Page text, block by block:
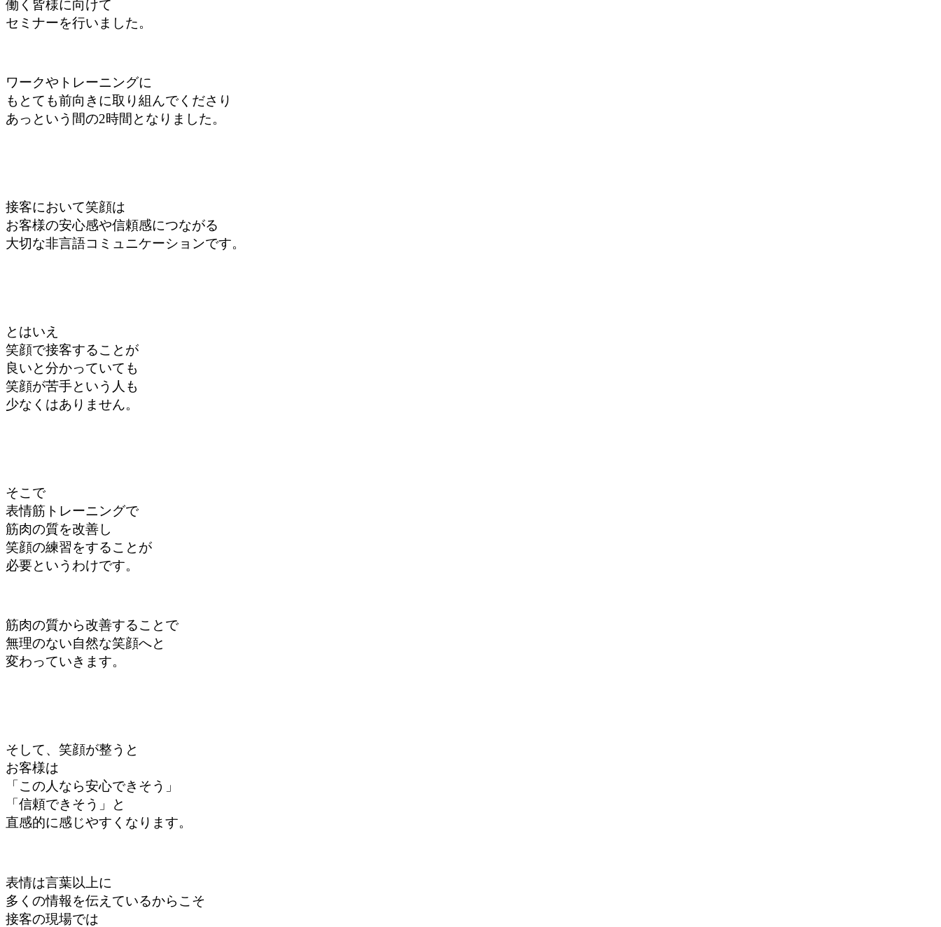
働く皆様に向けて
セミナーを行いました。
ワークやトレーニングに
もとても前向きに取り組んでくださり
あっという間の2時間となりました。
接客において笑顔は
お客様の安心感や信頼感につながる
大切な非言語コミュニケーションです。
とはいえ
笑顔で接客することが
良いと分かっていても
笑顔が苦手という人も
少なくはありません。
そこで
表情筋トレーニングで
筋肉の質を改善し
笑顔の練習をすることが
必要というわけです。
筋肉の質から改善することで
無理のない自然な笑顔へと
変わっていきます。
そして、笑顔が整うと
お客様は
「この人なら安心できそう」
「信頼できそう」と
直感的に感じやすくなります。
表情は言葉以上に
多くの情報を伝えているからこそ
接客の現場では